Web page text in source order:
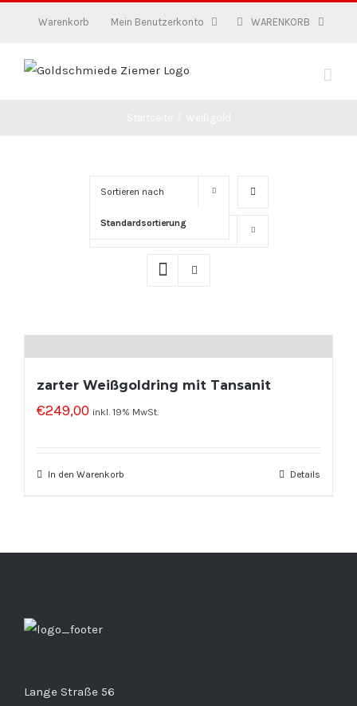
Warenkorb Mein Benutzerkonto WARENKORB
Sortieren nach
Standardsortierung
zarter Weißgoldring mit Tansanit
€249,00 inkl. 19% MwSt.
In den Warenkorb Details
Lange Straße 56